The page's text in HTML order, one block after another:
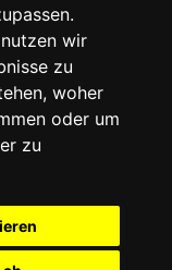
wir
zu
woher
oder um
zu
Han Trainer
bereiten Sie sich